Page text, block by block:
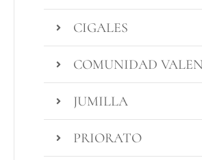
CIGALES
COMUNIDAD
JUMILLA
PRIORATO